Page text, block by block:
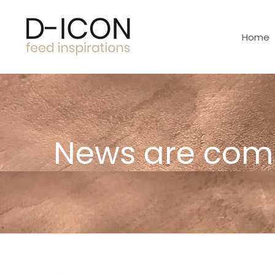
Home
News are